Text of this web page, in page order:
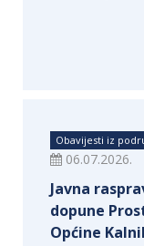
Obavijesti iz
06.07.2026.
Javna
dopune
Općine